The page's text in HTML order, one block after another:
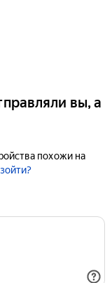
вы, а
похожи на